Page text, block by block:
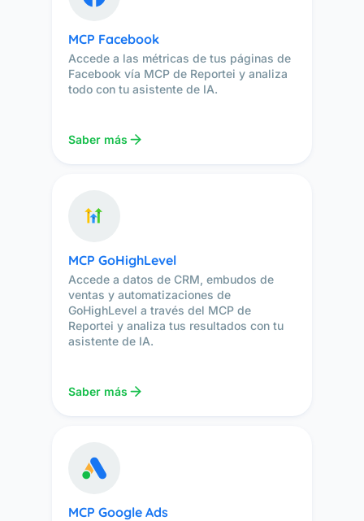
MCP Facebook
Accede a las métricas de tus páginas de
Facebook vía MCP de Reportei y analiza
todo con tu asistente de IA.
Saber más
MCP GoHighLevel
Accede a datos de CRM, embudos de
ventas y automatizaciones de
GoHighLevel a través del MCP de
Reportei y analiza tus resultados con tu
asistente de IA.
Saber más
MCP Google Ads